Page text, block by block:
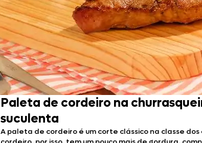
Paleta de cordeiro na
suculenta
A paleta de cordeiro é um corte clássico na classe